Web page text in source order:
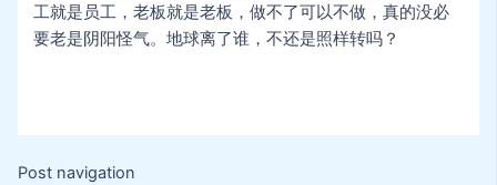
工就是员工，老板就是老板，做不了可以不做，真的没必
要老是阴阳怪气。地球离了谁，不还是照样转吗？
Post navigation